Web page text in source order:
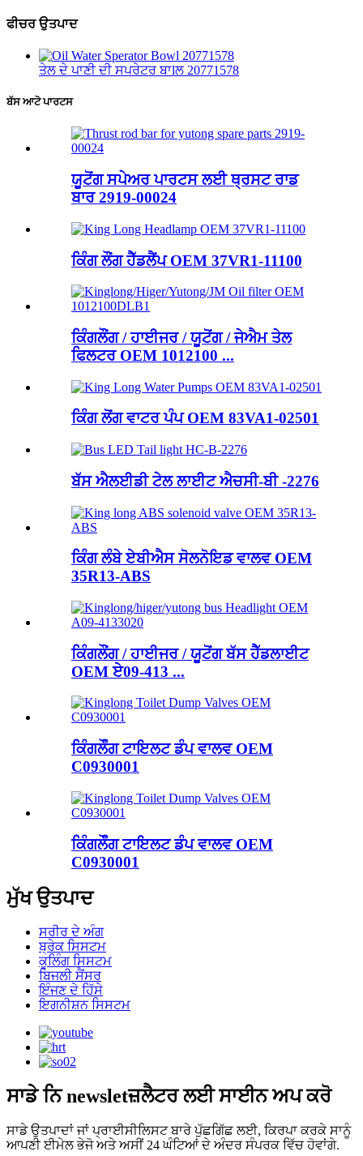
ਫੀਚਰ ਉਤਪਾਦ
ਤੇਲ ਦੇ ਪਾਣੀ ਦੀ ਸਪਰੇਟਰ ਬਾlਲ 20771578
ਬੱਸ ਆਟੋ ਪਾਰਟਸ
ਯੂਟੋਂਗ ਸਪੇਅਰ ਪਾਰਟਸ ਲਈ ਥ੍ਰਸਟ ਰਾਡ
ਬਾਰ 2919-00024
ਕਿੰਗ ਲੌਂਗ ਹੈੱਡਲੈਂਪ OEM 37VR1-11100
ਕਿੰਗਲੌਂਗ / ਹਾਈਜਰ / ਯੂਟੋਂਗ / ਜੇਐਮ ਤੇਲ
ਫਿਲਟਰ OEM 1012100 ...
ਕਿੰਗ ਲੋਂਗ ਵਾਟਰ ਪੰਪ OEM 83VA1-02501
ਬੱਸ ਐਲਈਡੀ ਟੇਲ ਲਾਈਟ ਐਚਸੀ-ਬੀ -2276
ਕਿੰਗ ਲੰਬੇ ਏਬੀਐਸ ਸੋਲਨੋਇਡ ਵਾਲਵ OEM
35R13-ABS
ਕਿੰਗਲੌਂਗ / ਹਾਈਜਰ / ਯੂਟੋਂਗ ਬੱਸ ਹੈੱਡਲਾਈਟ
OEM ਏ09-413 ...
ਕਿੰਗਲੌੰਗ ਟਾਇਲਟ ਡੰਪ ਵਾਲਵ OEM
C0930001
ਕਿੰਗਲੌੰਗ ਟਾਇਲਟ ਡੰਪ ਵਾਲਵ OEM
C0930001
ਮੁੱਖ ਉਤਪਾਦ
ਸਰੀਰ ਦੇ ਅੰਗ
ਬ੍ਰੇਕ ਸਿਸਟਮ
ਕੂਲਿੰਗ ਸਿਸਟਮ
ਬਿਜਲੀ ਸੈਂਸਰ
ਇੰਜਣ ਦੇ ਹਿੱਸੇ
ਇਗਨੀਸ਼ਨ ਸਿਸਟਮ
ਸਾਡੇ ਨਿ newsletਜ਼ਲੈਟਰ ਲਈ ਸਾਈਨ ਅਪ ਕਰੋ
ਸਾਡੇ ਉਤਪਾਦਾਂ ਜਾਂ ਪ੍ਰਾਈਸੀਲਿਸਟ ਬਾਰੇ ਪੁੱਛਗਿੱਛ ਲਈ, ਕਿਰਪਾ ਕਰਕੇ ਸਾਨੂੰ
ਆਪਣੀ ਈਮੇਲ ਭੇਜੋ ਅਤੇ ਅਸੀਂ 24 ਘੰਟਿਆਂ ਦੇ ਅੰਦਰ ਸੰਪਰਕ ਵਿੱਚ ਹੋਵਾਂਗੇ.